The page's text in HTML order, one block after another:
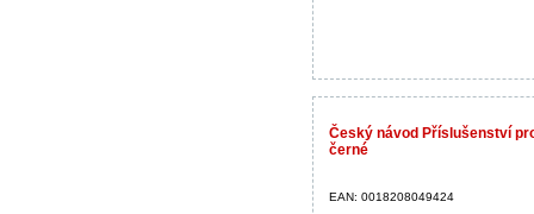
Český návod Příslušenství
černé
EAN: 0018208049424